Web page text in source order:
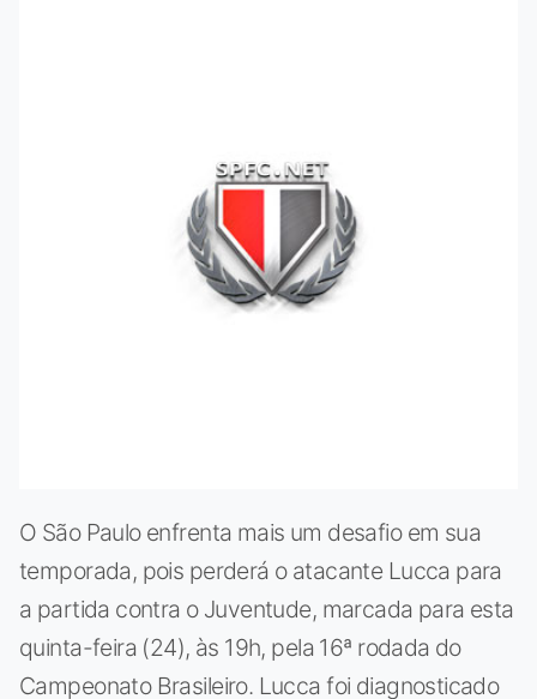
O São Paulo enfrenta mais um desafio em sua
temporada, pois perderá o atacante Lucca para
a partida contra o Juventude, marcada para esta
quinta-feira (24), às 19h, pela 16ª rodada do
Campeonato Brasileiro. Lucca foi diagnosticado